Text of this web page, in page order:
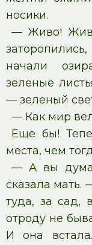
носики.
— Живо!
начали
зеленые
— зеленый
— Как мир
Еще бы!
места, чем
— А вы
сказала мать.
туда, за сад,
отроду не
И она